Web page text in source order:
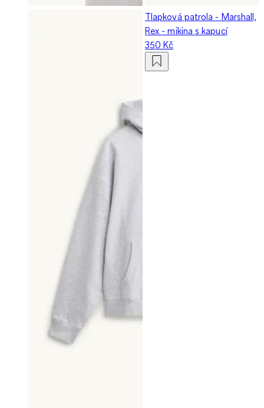
Tlapková patrola - Marshall,
Rex - mikina s kapucí
350 Kč